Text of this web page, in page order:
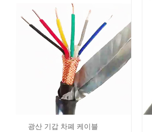
광산 기갑 차폐 케이블